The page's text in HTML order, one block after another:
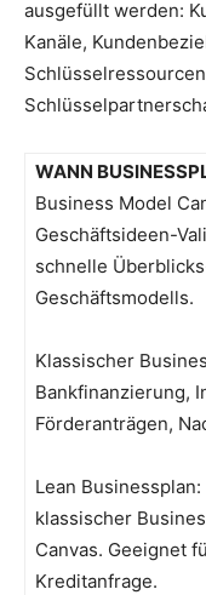
ausgefüllt werden:
Kanäle,
WANN
Business Model
Geschäftsideen-
schnelle
Geschäftsmodells.
Klassischer
Bankfinanzierung,
Förderanträgen,
Lean
klassischer
Canvas. Geeignet
Kreditanfrage.